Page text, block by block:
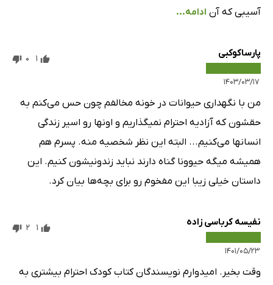
آسیبی که آن ادامه...
پارساکوکبی
۱۴۰۳/۰۳/۱۷
1
0
من با نگهداری حیوانات در خونه مخالفم چون حس می‌کنم به
حقشون که آزادیه احترام نمیگذاریم و اونها رو اسیر زندگی
انسانها می‌کنیم... البته این نظر شخصیه منه. پسرم هم
همیشه میگه حیوونا گناه دارند نباید زندونیشون کنیم. این
داستان خیلی زیبا این مفخوم رو برای بچه‌ها بیان کرد.
نفیسه کرباسی زاده
۱۴۰۱/۰۵/۲۳
1
2
وقت بخیر. امیدوارم نویسندگان کتاب کودک احترام بیشتری به